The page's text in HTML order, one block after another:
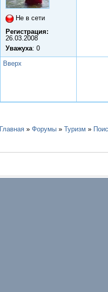
Не в сети
Регистрация:
26.03.2008
Уважуха: 0
Вверх
Главная » Форумы » Туризм »